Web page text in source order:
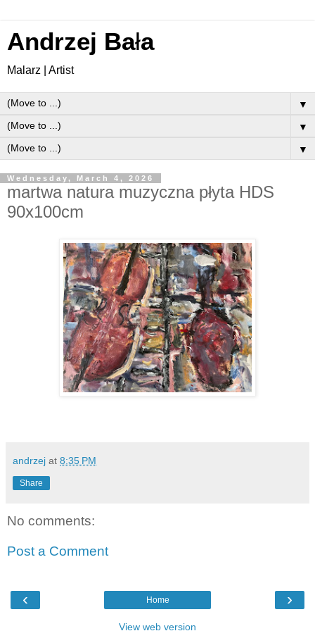
Andrzej Bała
Malarz | Artist
▼
▼
▼
Wednesday, March 4, 2026
martwa natura muzyczna płyta HDS
90x100cm
andrzej at 8:35 PM
Share
No comments:
Post a Comment
‹ ›
Home
View web version